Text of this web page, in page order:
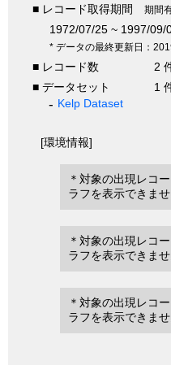
■ レコード取得期間
期間
1972/07/25 ~ 1997/09/
* データの最終更新日：
■ レコード数
2
■ データセット
1
Kelp Dataset
[環境情報]
＊対象の出現レコ
ラフを表示できませ
＊対象の出現レコ
ラフを表示できませ
＊対象の出現レコ
ラフを表示できませ